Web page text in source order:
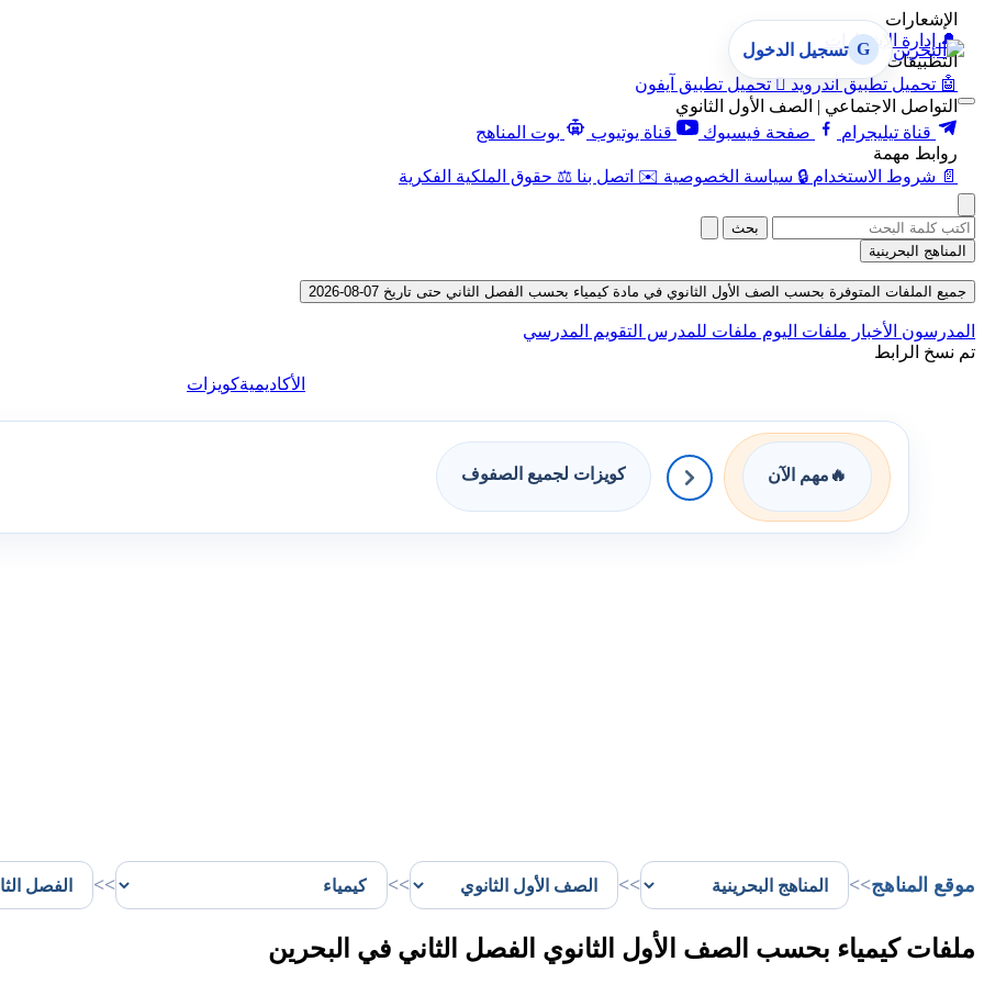
الإشعارات
🔔 إدارة الإشعارات
التطبيقات
🤖 تحميل تطبيق أندرويد  تحميل تطبيق آيفون
التواصل الاجتماعي | الصف الأول الثانوي
قناة تيليجرام
صفحة فيسبوك قناة يوتيوب
بوت المناهج
روابط مهمة
📄 شروط الاستخدام 🔒 سياسة الخصوصية ✉️ اتصل بنا ⚖️ حقوق الملكية الفكرية
G تسجيل الدخول
بحث
المناهج البحرينية
جميع الملفات المتوفرة بحسب الصف الأول الثانوي في مادة كيمياء بحسب الفصل الثاني حتى تاريخ 07-08-2026
المدرسون الأخبار ملفات اليوم ملفات للمدرس التقويم المدرسي
تم نسخ الرابط
الأكاديميةكويزات
🔥 مهم الآن كويزات لجميع الصفوف
موقع المناهج>>
>>
>>
>>
ملفات كيمياء بحسب الصف الأول الثانوي الفصل الثاني في البحرين